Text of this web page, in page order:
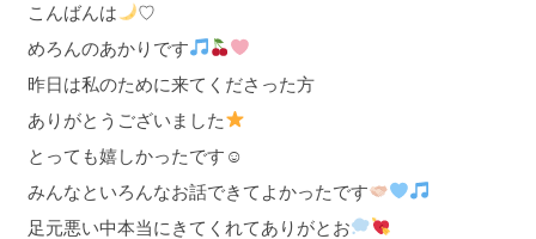
こんばんは
♡
めろんのあかりです
昨日は私のために来てくださった方
ありがとうございました
とっても嬉しかったです☺︎
みんなといろんなお話できてよかったです
足元悪い中本当にきてくれてありがとお